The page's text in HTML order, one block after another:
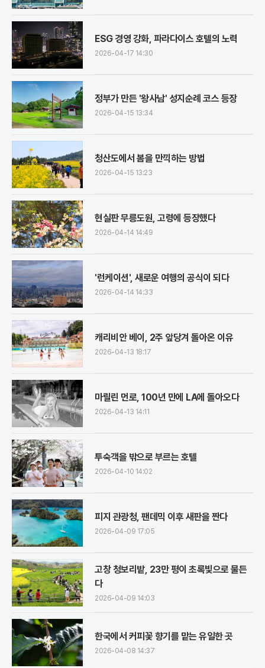
ESG 경영 강화, 파라다이스 호텔의 노력
2026-04-17 14:30
정부가 만든 '왕사남' 성지순례 코스 등장
2026-04-15 13:34
청산도에서 봄을 만끽하는 방법
2026-04-15 13:23
현실판 무릉도원, 고령에 등장했다
2026-04-14 14:49
'런케이션', 새로운 여행의 공식이 되다
2026-04-14 14:33
캐리비안 베이, 2주 앞당겨 돌아온 이유
2026-04-13 18:17
마릴린 먼로, 100년 만에 LA에 돌아오다
2026-04-13 14:11
투숙객을 밖으로 부르는 호텔
2026-04-10 14:02
피지 관광청, 팬데믹 이후 새판을 짠다
2026-04-09 17:05
고창 청보리밭, 23만 평이 초록빛으로 물든
다
2026-04-09 14:03
한국에서 커피꽃 향기를 맡는 유일한 곳
2026-04-08 14:37